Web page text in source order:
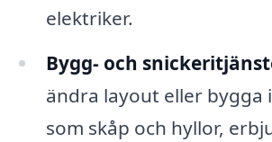
elektriker.
Bygg- och
ändra layout eller bygga
som skåp och hyllor,